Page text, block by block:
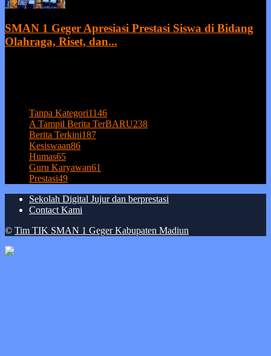
SMAN 1 Geger Apresiasi Prestasi Siswa di Bidang
Olahraga, Riset, dan...
Tanpa Kategori1146
A Tampil Berita TerBARU238
Berita Terkini187
Kesiswaan86
Humas65
Guru Karyawan61
Prestasi49
Sekolah Digital Jujur dan berprestasi
Contact Kami
© Tim TIK SMAN 1 Geger Kabupaten Madiun